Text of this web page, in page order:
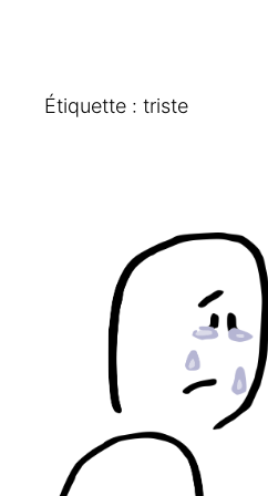
Étiquette : triste